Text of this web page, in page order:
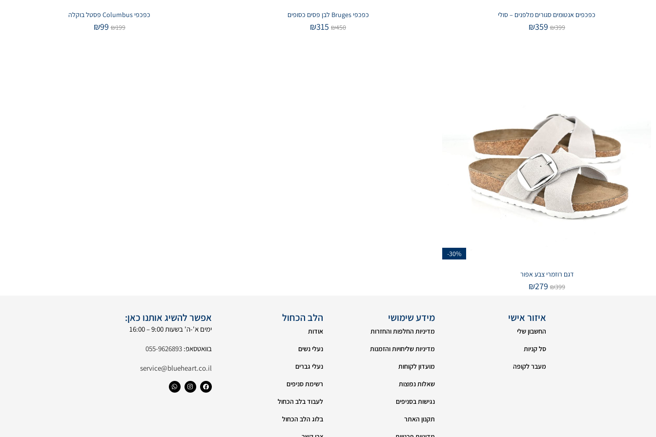
כפכפים אנטומים סגורים מלפנים – סולי
₪399
₪359
כפכפי Bruges לבן פסים כסופים
₪450
₪315
כפכפי Columbus פסטל בוקלה
₪199
₪99
-30%
דגם רוזמרי צבע אפור
₪399
₪279
איזור אישי
החשבון שלי
סל קניות
מעבר לקופה
מידע שימושי
מדיניות החלפות והחזרות
מדיניות שליחויות והזמנות
מועדון לקוחות
שאלות נפוצות
נגישות בסניפים
תקנון האתר
הלב הכחול
אודות
נעלי נשים
נעלי גברים
רשימת סניפים
לעבוד בלב הכחול
בלוג הלב הכחול
אפשר להשיג אותנו כאן:
ימים א'-ה' בשעות 9:00 – 16:00
בוואטסאפ:055-9626893
service@blueheart.co.il